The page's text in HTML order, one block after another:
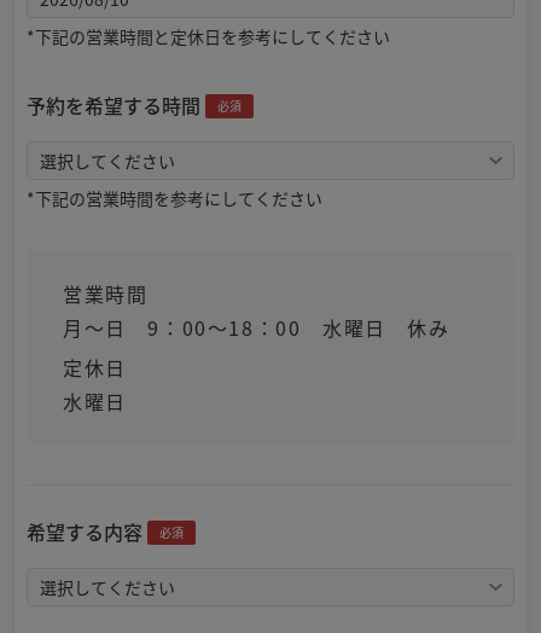
*下記の営業時間と定休日を参考にしてください
予約を希望する時間 必須
*下記の営業時間を参考にしてください
営業時間
月～日 9：00～18：00 水曜日 休み
定休日
水曜日
希望する内容 必須